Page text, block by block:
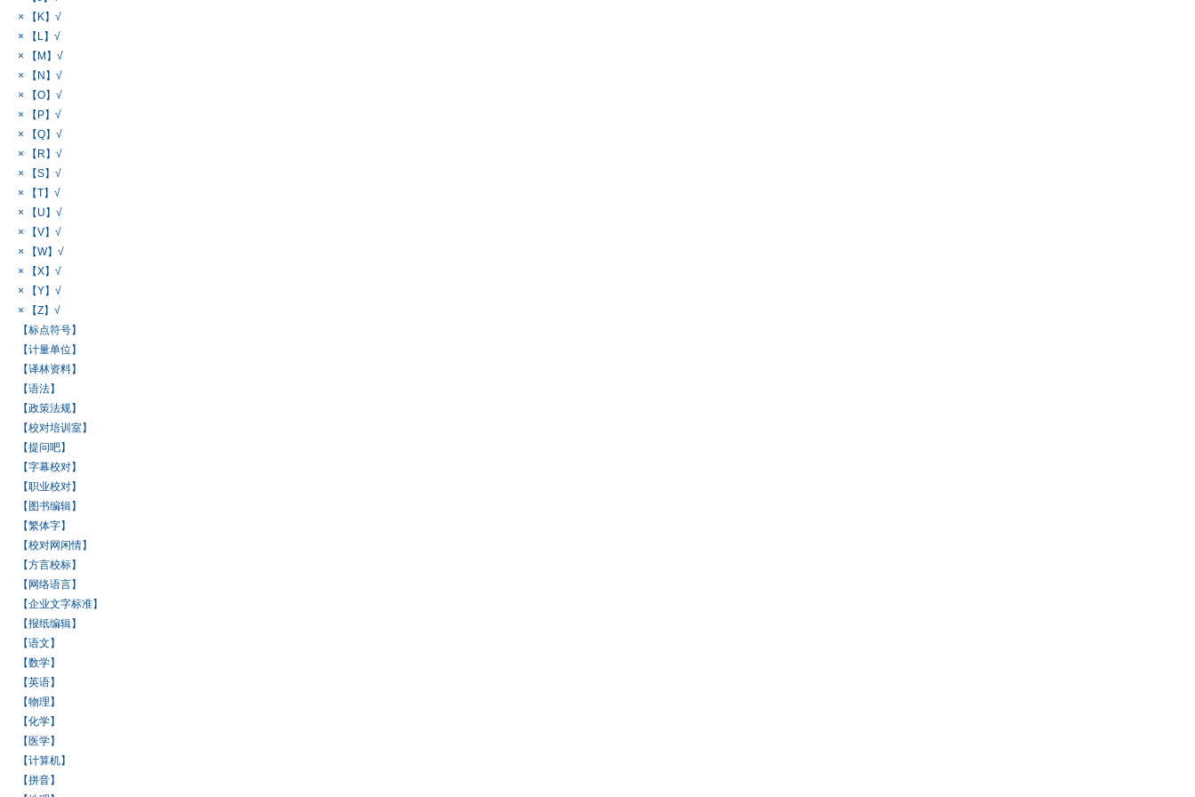
× 【K】√
× 【L】√
× 【M】√
× 【N】√
× 【O】√
× 【P】√
× 【Q】√
× 【R】√
× 【S】√
× 【T】√
× 【U】√
× 【V】√
× 【W】√
× 【X】√
× 【Y】√
× 【Z】√
【标点符号】
【计量单位】
【译林资料】
【语法】
【政策法规】
【校对培训室】
【提问吧】
【字幕校对】
【职业校对】
【图书编辑】
【繁体字】
【校对网闲情】
【方言校标】
【网络语言】
【企业文字标准】
【报纸编辑】
【语文】
【数学】
【英语】
【物理】
【化学】
【医学】
【计算机】
【拼音】